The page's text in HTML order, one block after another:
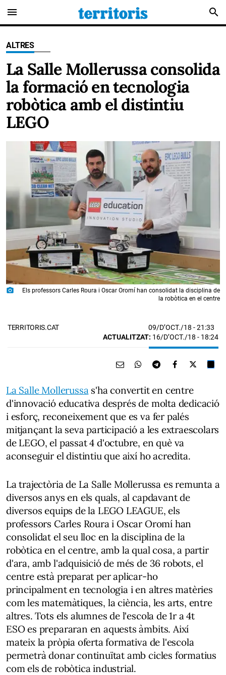
menu search
ALTRES
La Salle Mollerussa consolida
la formació en tecnologia
robòtica amb el distintiu
LEGO
photo_camera
Els professors Carles Roura i Oscar Oromí han consolidat la disciplina de
la robòtica en el centre
TERRITORIS.CAT 09/D’OCT./18 - 21:33
ACTUALITZAT: 16/D’OCT./18 - 18:24
La Salle Mollerussa s'ha convertit en centre
d'innovació educativa després de molta dedicació
i esforç, reconeixement que es va fer palés
mitjançant la seva participació a les extraescolars
de LEGO, el passat 4 d'octubre, en què va
aconseguir el distintiu que així ho acredita.
La trajectòria de La Salle Mollerussa es remunta a
diversos anys en els quals, al capdavant de
diversos equips de la LEGO LEAGUE, els
professors Carles Roura i Oscar Oromí han
consolidat el seu lloc en la disciplina de la
robòtica en el centre, amb la qual cosa, a partir
d'ara, amb l'adquisició de més de 36 robots, el
centre està preparat per aplicar-ho
principalment en tecnologia i en altres matèries
com les matemàtiques, la ciència, les arts, entre
altres. Tots els alumnes de l'escola de 1r a 4t
ESO es prepararan en aquests àmbits. Així
mateix la pròpia oferta formativa de l'escola
permetrà donar continuïtat amb cicles formatius
com els de robòtica industrial.